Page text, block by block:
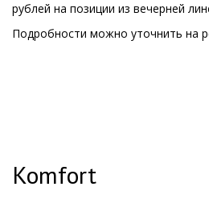
рублей на позиции из вечерней
Подробности можно уточнить на
Komfort